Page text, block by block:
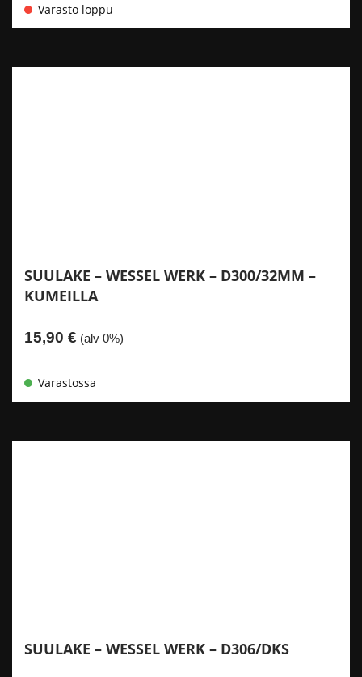
Varasto loppu
SUULAKE – WESSEL WERK – D300/32MM –
KUMEILLA
15,90 € (alv 0%)
Varastossa
SUULAKE – WESSEL WERK – D306/DKS